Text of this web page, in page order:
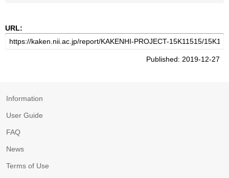
URL:
Published: 2019-12-27
Information
User Guide
FAQ
News
Terms of Use